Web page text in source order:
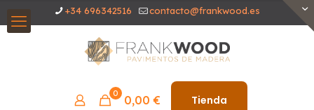
+34 696342516 contacto@frankwood.es
0 0,00€ Tienda